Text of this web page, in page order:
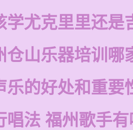
学尤克里里还是
仓山乐器培训哪
乐的好处和重要
唱法 福州歌手